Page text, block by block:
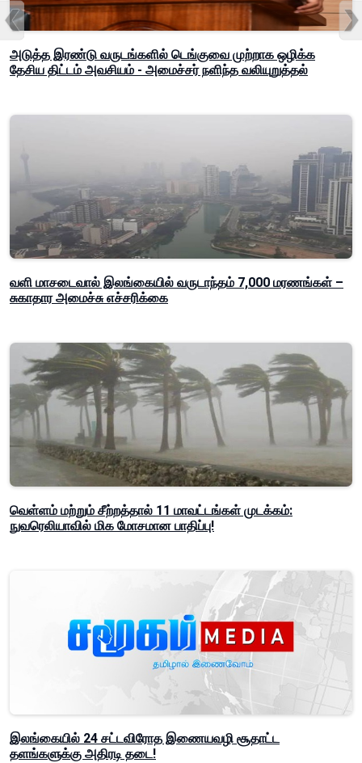
அடுத்த இரண்டு வருடங்களில் டெங்குவை முற்றாக ஒழிக்க
தேசிய திட்டம் அவசியம் - அமைச்சர் நளிந்த வலியுறுத்தல்
வளி மாசடைவால் இலங்கையில் வருடாந்தம் 7,000 மரணங்கள் –
சுகாதார அமைச்சு எச்சரிக்கை
வெள்ளம் மற்றும் சீற்றத்தால் 11 மாவட்டங்கள் முடக்கம்:
நுவரெலியாவில் மிக மோசமான பாதிப்பு!
இலங்கையில் 24 சட்டவிரோத இணையவழி சூதாட்ட
தளங்களுக்கு அதிரடி தடை!